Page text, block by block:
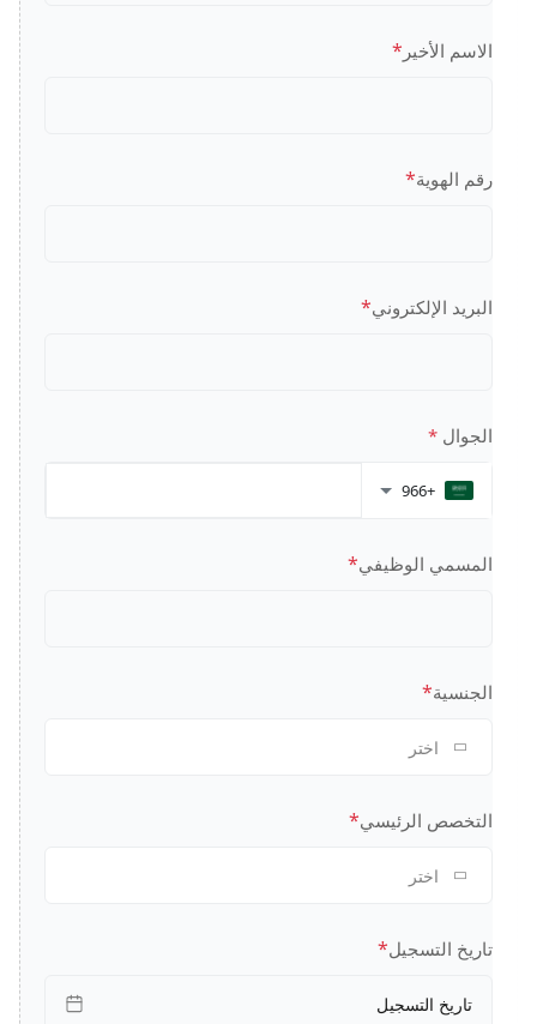
الاسم الأخير *
رقم الهوية*
البريد الإلكتروني*
الجوال *
+966
المسمي الوظيفي*
الجنسية*
اختر
التخصص الرئيسي*
اختر
تاريخ التسجيل*
تاريخ التسجيل